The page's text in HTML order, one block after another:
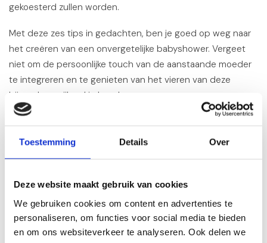
Toestemming Details Over
Deze website maakt gebruik van cookies
We gebruiken cookies om content en advertenties te
personaliseren, om functies voor social media te bieden
en om ons websiteverkeer te analyseren. Ook delen we
gekoesterd zullen worden.
Met deze zes tips in gedachten, ben je goed op weg naar
het creëren van een onvergetelijke babyshower. Vergeet
niet om de persoonlijke touch van de aanstaande moeder
te integreren en te genieten van het vieren van deze
bijzondere mijlpaal in haar leven.
Wil je nog wat inspiratie opdoen voor het perfecte
babyshower cadeau? Neem dan zeker een kijkje in onze
webshop. Bij Kraamcadeauonline.nl bieden we een breed
om de nieuwe baby te verwelkomen. Van schattige knuffels
tot zelfgemaakte Dreamcatchers, je zult zeker iets vinden
dat past bij de smaak en stijl van de aanstaande moeder.